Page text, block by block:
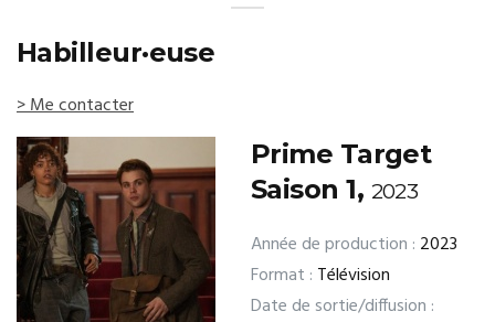
Habilleur·euse
> Me contacter
Prime Target
Saison 1, 2023
Année de production : 2023
Format : Télévision
Date de sortie/diffusion :